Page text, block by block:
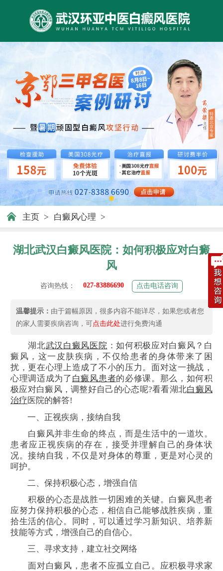
主页 > 白癜风心理 >
湖北武汉白癜风医院：如何积极应对白癜
风
咨询热线： 027-83886690 点击电话咨询
温馨提示： 由于篇幅原因，很多内容不能详尽，如果您或者您
的家人需要疾病咨询，可点击此处进行免费沟通
湖北武汉白癜风医院 ：如何积极应对白癜风？白
癜风，这一皮肤疾病，不仅给患者的身体带来了困
扰，更在心理上造成了不小的压力。面对这一挑战，
心理调适成为了 白癜风患者的必修课。那么，如何积
极应对白癜风，调整好自己的心态呢?看看湖北白癜风
治疗 医院的解答!
一、正视疾病，接纳自我
白癜风并非生命的终点，而是生活中的一道坎。
患者应正视疾病的存在，接受并理解自己的身体状
况。接纳自我，不仅是对身体的尊重，更是对心灵的
呵护。
二、保持积极心态，增强自信
积极的心态是战胜一切困难的关键。白癜风患者
应努力保持积极的心态，相信自己能够战胜疾病，重
拾生活的信心。同时，可以通过学习新知识、培养新
技能等方式，增强自己的自信心。
三、寻求支持，建立社交网络
面对白癜风，患者不应孤立自己。应积极寻求家